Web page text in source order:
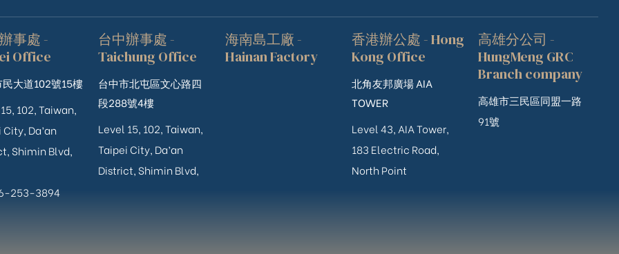
事處 -
Office
大道102號15樓
102, Taiwan,
Da’an
Shimin Blvd,
253-3894
台中辦事處 -
Taichung Office
台中市北屯區文心路四
段288號4樓
Level 15, 102, Taiwan,
Taipei City, Da’an
District, Shimin Blvd,
海南島工廠 -
Hainan Factory
香港辦公處 - Hong
Kong Office
北角友邦廣場 AIA
TOWER
Level 43, AIA Tower,
183 Electric Road,
North Point
高雄分公司 -
HungMeng GRC
Branch company
高雄市三民區同盟一路
91號